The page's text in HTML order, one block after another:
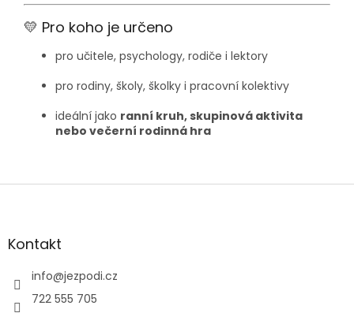
💛 Pro koho je určeno
pro učitele, psychology, rodiče i lektory
pro rodiny, školy, školky i pracovní kolektivy
ideální jako ranní kruh, skupinová aktivita
nebo večerní rodinná hra
Z
aKontakt
info@jezpodi.cz
722 555 705